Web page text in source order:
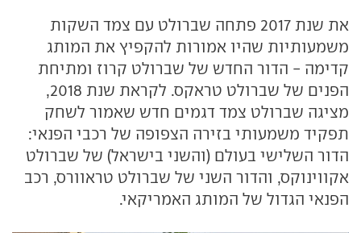
את שנת 2017 פתחה שברולט עם צמד השקות
משמעותיות שהיו אמורות להקפיץ את המותג
קדימה - הדור החדש של שברולט קרוז ומתיחת
הפנים של שברולט טראקס. לקראת שנת 2018,
מציגה שברולט צמד דגמים חדש שאמור לשחק
תפקיד משמעותי בזירה הצפופה של רכבי הפנאי:
הדור השלישי בעולם (והשני בישראל) של שברולט
אקווינוקס, והדור השני של שברולט טראוורס, רכב
הפנאי הגדול של המותג האמריקאי.